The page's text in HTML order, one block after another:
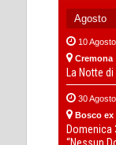
10
Cremona
La Notte
30
Bosco ex
Domenica